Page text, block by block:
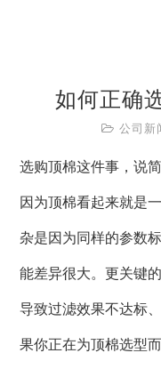
如何正确
公司新
选购顶棉这件事，说
因为顶棉看起来就是
杂是因为同样的参数
能差异很大。更关键
导致过滤效果不达标
果你正在为顶棉选型